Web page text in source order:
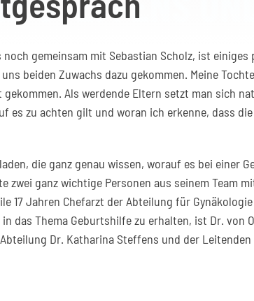
gemeinsam mit Sebastian Scholz, ist
beiden Zuwachs dazu gekommen. Meine
Als werdende Eltern setzt man sich
es zu achten gilt und woran ich erkenne, dass
die ganz genau wissen, worauf es bei einer
zwei ganz wichtige Personen aus seinem Team
17 Jahren Chefarzt der Abteilung für
das Thema Geburtshilfe zu erhalten, ist Dr.
Dr. Katharina Steffens und der Leitenden